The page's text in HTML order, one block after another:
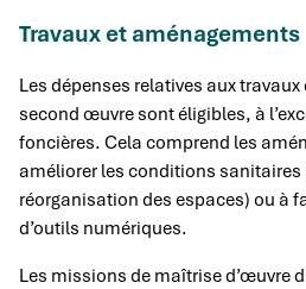
Travaux et aménagements
Les dépenses relatives aux
second œuvre sont éligibles, à
foncières. Cela comprend les
améliorer les conditions
réorganisation des espaces) ou à
d’outils numériques.
Les missions de maîtrise d’œuvre